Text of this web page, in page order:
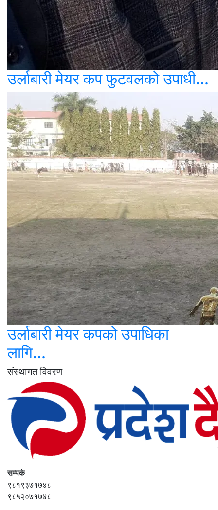
उर्लाबारी मेयर कप फुटवलको उपाधी...
उर्लाबारी मेयर कपको उपाधिका
लागि...
संस्थागत विवरण
सम्पर्क
९८१९३७१७४८
९८५२०७१७४८